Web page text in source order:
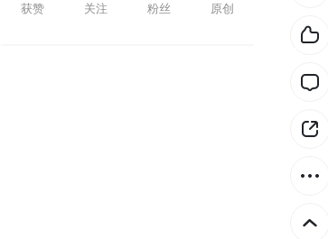
获赞 关注 粉丝 原创